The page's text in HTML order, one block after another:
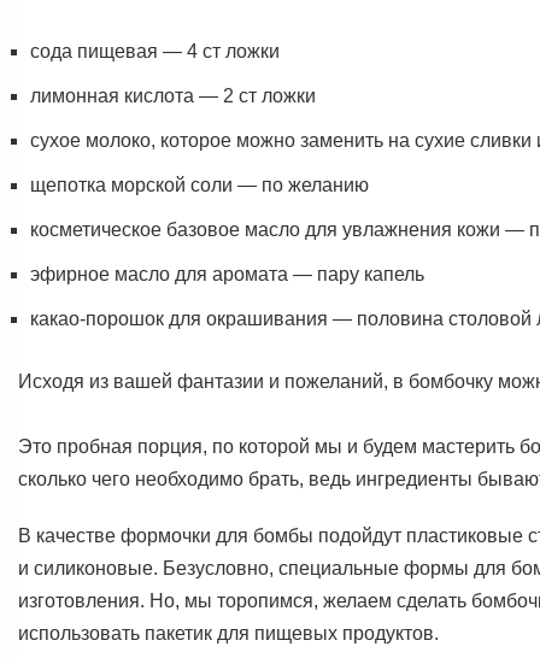
сода пищевая — 4 ст ложки
лимонная кислота — 2 ст ложки
сухое молоко, которое можно заменить на сухие
щепотка морской соли — по желанию
косметическое базовое масло для увлажнения кожи —
эфирное масло для аромата — пару капель
какао-порошок для окрашивания — половина столовой
Исходя из вашей фантазии и пожеланий, в бомбочку
Это пробная порция, по которой мы и будем мастерить
сколько чего необходимо брать, ведь ингредиенты
В качестве формочки для бомбы подойдут пластиковые
и силиконовые. Безусловно, специальные формы для
изготовления. Но, мы торопимся, желаем сделать
использовать пакетик для пищевых продуктов.